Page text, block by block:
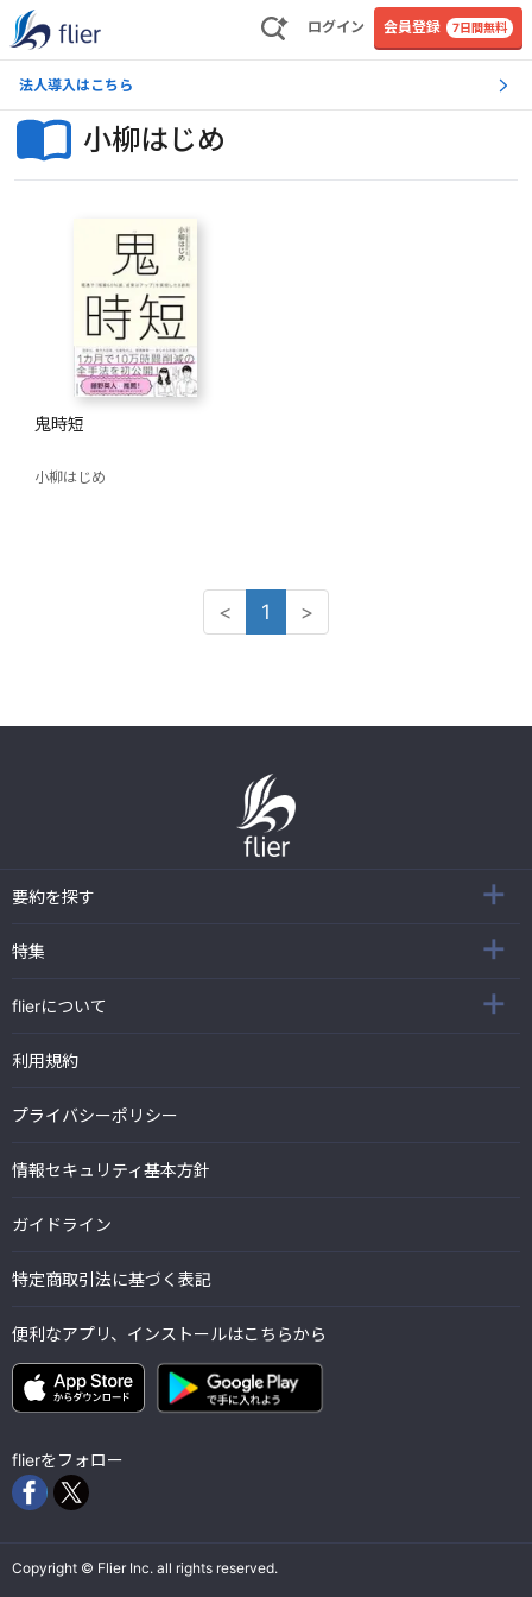
ログイン 会員登録 7日間無料
法人導入はこちら
小柳はじめ
鬼時短
小柳はじめ
< 1 >
要約を探す
特集
flierについて
利用規約
プライバシーポリシー
情報セキュリティ基本方針
ガイドライン
特定商取引法に基づく表記
便利なアプリ、インストールはこちらから
flierをフォロー
Copyright © Flier Inc. all rights reserved.